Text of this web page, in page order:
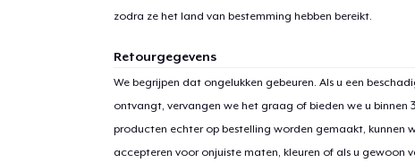
zodra ze het land van bestemming hebben bereikt.
Retourgegevens
We begrijpen dat ongelukken gebeuren. Als u een
ontvangt, vervangen we het graag of bieden we u
producten echter op bestelling worden gemaakt, kunnen
accepteren voor onjuiste maten, kleuren of als u gewoon